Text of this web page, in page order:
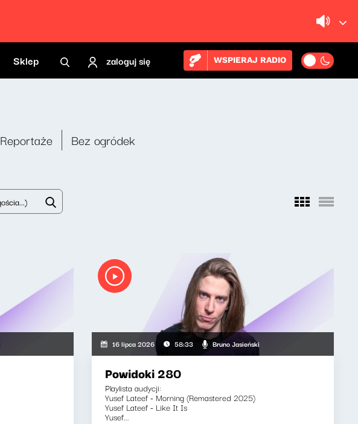
Sklep zaloguj się WSPIERAJ RADIO
Reportaże Bez ogródek
16 lipca 2026 58:33 Bruno Jasieński
Powidoki 280
Playlista audycji:
Yusef Lateef - Morning (Remastered 2025)
Yusef Lateef - Like It Is
Yusef...